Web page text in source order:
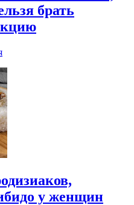
брать
у женщин